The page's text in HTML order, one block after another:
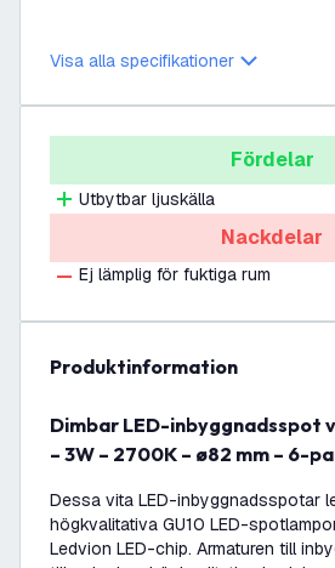
Visa alla specifikationer
Fördelar
Utbytbar ljuskälla
Nackdelar
Ej lämplig för fuktiga rum
produktinformation
Dimbar LED-inbyggnadsspot vit – Amsterdam
– 3W – 2700K – ø82 mm – 6-
Dessa vita LED-inbyggnadsspotar
högkvalitativa GU10 LED-
Ledvion LED-chip. Armaturen till